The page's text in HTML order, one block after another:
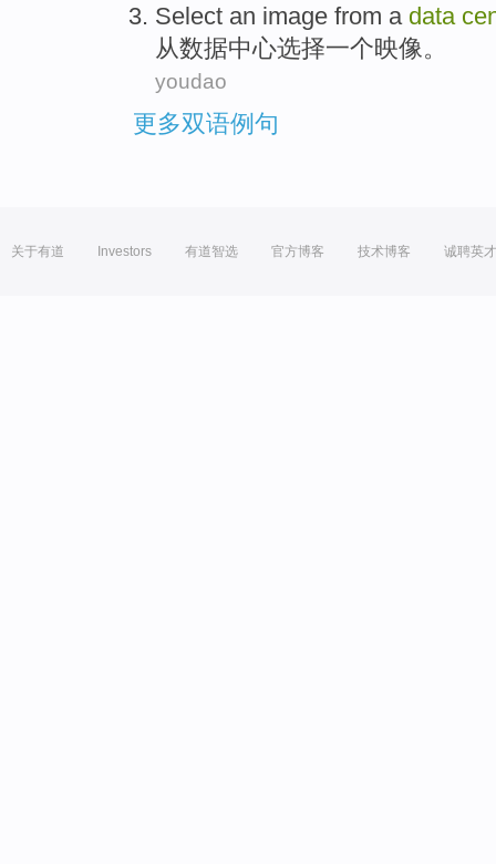
Select an image from a data
从数据中心选择一个映像。
youdao
更多双语例句
关于有道 Investors 有道智选 官方博客 技术博客 诚聘英才